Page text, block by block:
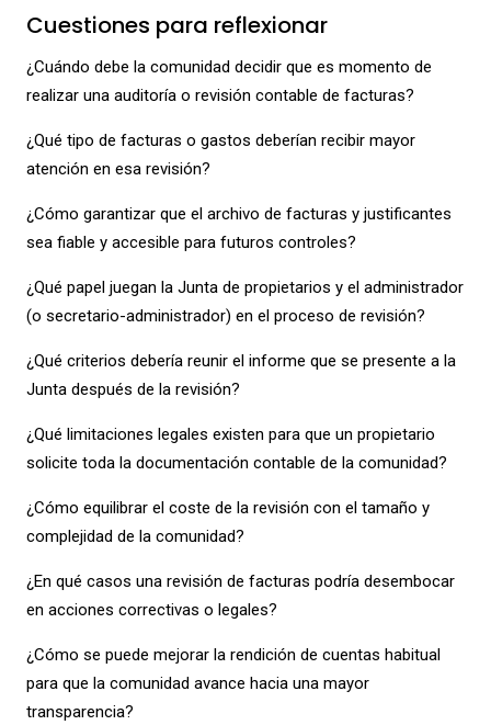
Cuestiones para reflexionar
¿Cuándo debe la comunidad decidir que es momento de
realizar una auditoría o revisión contable de facturas?
¿Qué tipo de facturas o gastos deberían recibir mayor
atención en esa revisión?
¿Cómo garantizar que el archivo de facturas y justificantes
sea fiable y accesible para futuros controles?
¿Qué papel juegan la Junta de propietarios y el administrador
(o secretario-administrador) en el proceso de revisión?
¿Qué criterios debería reunir el informe que se presente a la
Junta después de la revisión?
¿Qué limitaciones legales existen para que un propietario
solicite toda la documentación contable de la comunidad?
¿Cómo equilibrar el coste de la revisión con el tamaño y
complejidad de la comunidad?
¿En qué casos una revisión de facturas podría desembocar
en acciones correctivas o legales?
¿Cómo se puede mejorar la rendición de cuentas habitual
para que la comunidad avance hacia una mayor
transparencia?